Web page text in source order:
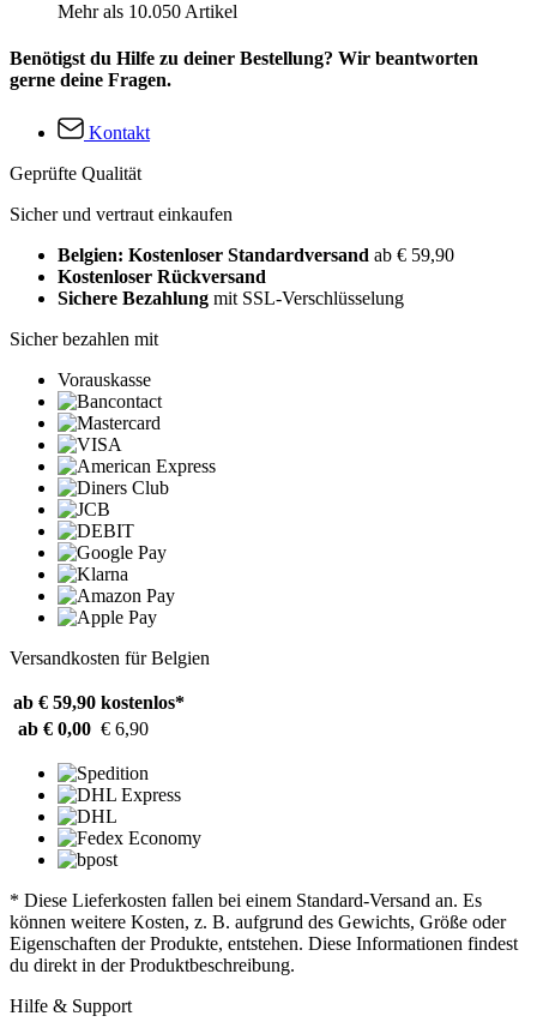
Mehr als 10.050 Artikel
Benötigst du Hilfe zu deiner Bestellung? Wir beantworten
gerne deine Fragen.
Kontakt
Geprüfte Qualität
Sicher und vertraut einkaufen
Belgien: Kostenloser Standardversand ab € 59,90
Kostenloser Rückversand
Sichere Bezahlung mit SSL-Verschlüsselung
Sicher bezahlen mit
Vorauskasse
Versandkosten für Belgien
ab € 59,90 kostenlos*
ab € 0,00 € 6,90
* Diese Lieferkosten fallen bei einem Standard-Versand an. Es
können weitere Kosten, z. B. aufgrund des Gewichts, Größe oder
Eigenschaften der Produkte, entstehen. Diese Informationen findest
du direkt in der Produktbeschreibung.
Hilfe & Support